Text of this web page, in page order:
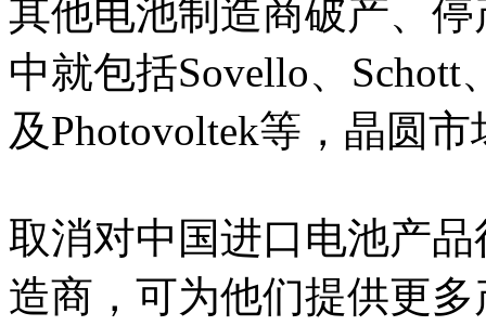
其他电池制造商破产、
中就包括Sovello、Schott
及Photovoltek等，晶圆
取消对中国进口电池产
造商，可为他们提供更